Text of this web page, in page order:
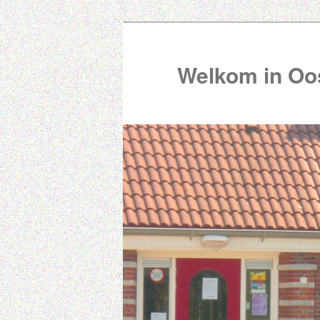
Welkom in